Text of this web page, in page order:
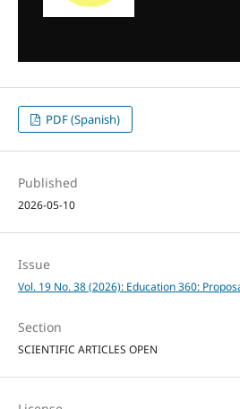
PDF (Spanish)
Published
2026-05-10
Issue
Vol. 19 No. 38 (2026): Education 360:
Section
SCIENTIFIC ARTICLES OPEN